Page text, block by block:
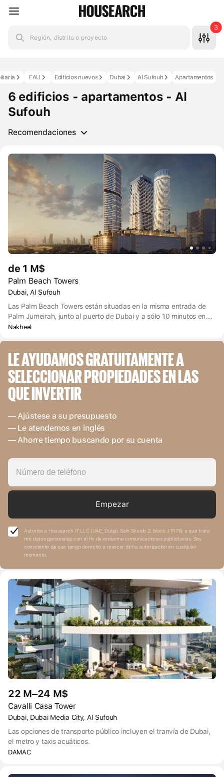
Región, distrito o proyecto
3
Apartamentos
Al Sufouh
Dubai
Edificios nuevos
EAU
6 edificios - apartamentos - Al
Sufouh
Recomendaciones
de 1 M$
Palm Beach Towers
Dubai, Al Sufouh
Las Palm Beach Towers están situadas en la misma entrada de
Palm Jumeirah, junto al puerto de Dubai y a sólo 10 minutos en
coche del puerto deportivo de Dubai. Esta ubicación le permite
cerca). Dubai Business Bay y Downtown Dubai están a 23 y 27
minutos en coche respectivamente, y para llegar al Aeropuerto
Internacional de Dubai tardará 34 minutos en coche.
Nakheel
LE AYUDAMOS GRATUITAMENTE A
SELECCIONAR PROPIEDADES EN LAS
QUE INVERTIR
— Ajústese a su presupuesto
— Le atendemos en inglés
— Ahorre tiempo buscando por su cuenta
Empezar
Autorizo a Housearch IT LLC (UAE, Dubai, Saih Shuaib 2, block J P176) a que trate
mis datos personales con el fin de enviarme comunicaciones publicitarias. Soy
consciente de que tengo derecho a revocar dicha autorización en cualquier
momento.
22 M–24 M$
Cavalli Casa Tower
Dubai, Dubai Media City, Al Sufouh
Las opciones de transporte público incluyen el tranvía de Dubai,
el metro y taxis acuáticos.
DAMAC